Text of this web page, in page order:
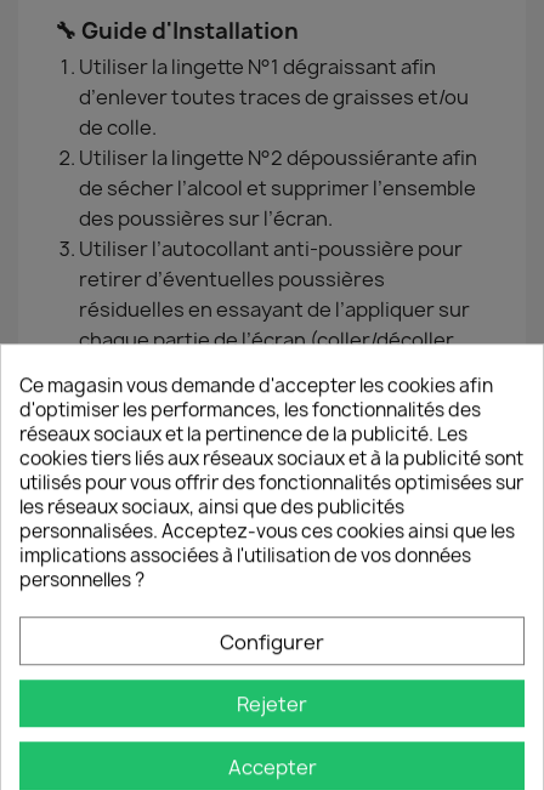
🔧 Guide d'Installation
Utiliser la lingette N°1 dégraissant afin
d’enlever toutes traces de graisses et/ou
de colle.
Utiliser la lingette N°2 dépoussiérante afin
de sécher l’alcool et supprimer l’ensemble
des poussières sur l’écran.
Utiliser l’autocollant anti-poussière pour
retirer d’éventuelles poussières
résiduelles en essayant de l’appliquer sur
chaque partie de l’écran (coller/décoller
Prendre la vitre de protection et ôter le film
plastique provisoire en tirant délicatement
sur l’autocollant en haut à droite de la vitre.
Poser avec précision la vitre de protection
sur l’écran du Smartphone en l’alignant sur
les bords du téléphone (à réaliser juste
après avoir ôter le film pour éviter tout
dépôt de poussière sur la couche de
Effectuer des pressions du centre vers les
bords pour chasser progressivement les
éventuelles bulles d'air.
Ce magasin vous demande d'accepter les cookies afin
d'optimiser les performances, les fonctionnalités des
réseaux sociaux et la pertinence de la publicité. Les
cookies tiers liés aux réseaux sociaux et à la publicité sont
utilisés pour vous offrir des fonctionnalités optimisées sur
les réseaux sociaux, ainsi que des publicités
personnalisées. Acceptez-vous ces cookies ainsi que les
implications associées à l'utilisation de vos données
personnelles ?
Configurer
Rejeter
Accepter